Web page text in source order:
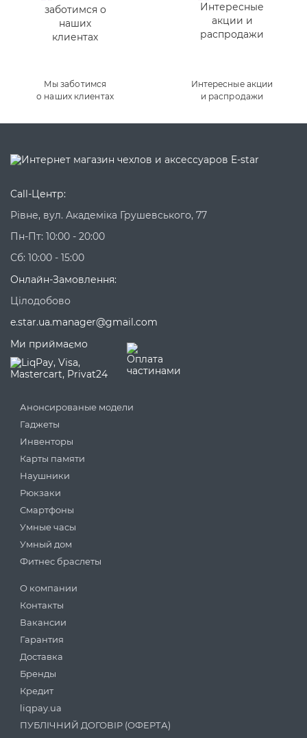
Товаров для Asus ZenPad 3 Z581KL 8.0 нет в
наличии
Товаров для Asus ZenPad 3 Z581KL 8.0 нет в
наличии
Мы заботимся
о наших клиентах
Интересные акции
и распродажи
Call-Центр:
Рівне, вул. Академіка Грушевського, 77
Пн-Пт: 10:00 - 20:00
Сб: 10:00 - 15:00
Онлайн-Замовлення:
Цілодобово
e.star.ua.manager@gmail.com
Ми приймаємо
Анонсированые модели
Гаджеты
Инвенторы
Карты памяти
Наушники
Рюкзаки
Смартфоны
Умные часы
Умный дом
Фитнес браслеты
О компании
Контакты
Вакансии
Гарантия
Доставка
Бренды
Кредит
liqpay.ua
ПУБЛІЧНИЙ ДОГОВІР (ОФЕРТА)